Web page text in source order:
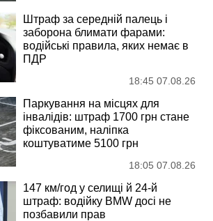
Штраф за середній палець і
заборона блимати фарами:
водійські правила, яких немає в
ПДР
18:45 07.08.26
Паркування на місцях для
інвалідів: штраф 1700 грн стане
фіксованим, наліпка
коштуватиме 5100 грн
18:05 07.08.26
147 км/год у селищі й 24-й
штраф: водійку BMW досі не
позбавили прав